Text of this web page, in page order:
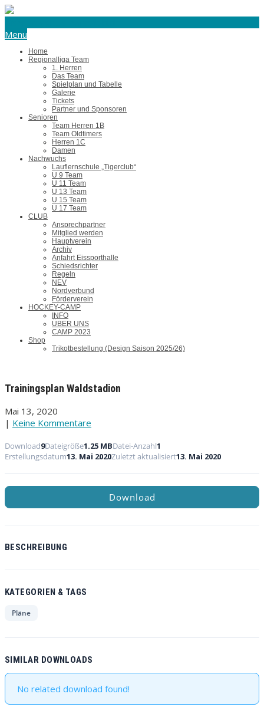
Menu
Home
Regionalliga Team
1. Herren
Das Team
Spielplan und Tabelle
Galerie
Tickets
Partner und Sponsoren
Senioren
Team Herren 1B
Team Oldtimers
Herren 1C
Damen
Nachwuchs
Lauflernschule „Tigerclub“
U 9 Team
U 11 Team
U 13 Team
U 15 Team
U 17 Team
CLUB
Ansprechpartner
Mitglied werden
Hauptverein
Archiv
Anfahrt Eissporthalle
Schiedsrichter
Regeln
NEV
Nordverbund
Förderverein
HOCKEY-CAMP
INFO
ÜBER UNS
CAMP 2023
Shop
Trikotbestellung (Design Saison 2025/26)
Trainingsplan Waldstadion
Mai 13, 2020
| Keine Kommentare
Download9Dateigröße1.25 MBDatei-Anzahl1
Erstellungsdatum13. Mai 2020Zuletzt aktualisiert13. Mai 2020
Download
BESCHREIBUNG
KATEGORIEN & TAGS
Pläne
SIMILAR DOWNLOADS
No related download found!